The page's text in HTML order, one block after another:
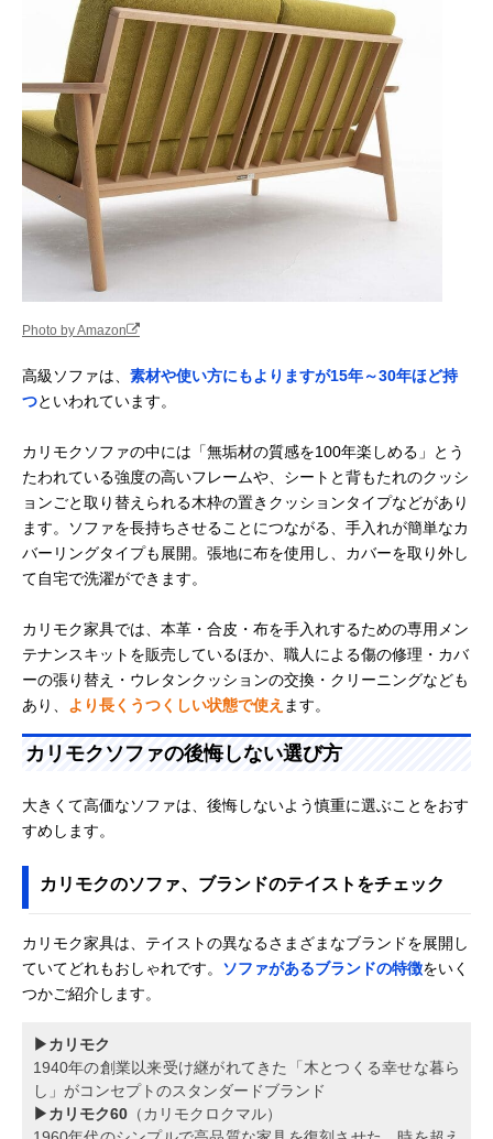
Photo by Amazon
高級ソファは、 素材や使い方にもよりますが15年～30年ほど持
つといわれています。
カリモクソファの中には「無垢材の質感を100年楽しめる」とう
たわれている強度の高いフレームや、シートと背もたれのクッシ
ョンごと取り替えられる木枠の置きクッションタイプなどがあり
ます。ソファを長持ちさせることにつながる、手入れが簡単なカ
バーリングタイプも展開。張地に布を使用し、カバーを取り外し
て自宅で洗濯ができます。
カリモク家具では、本革・合皮・布を手入れするための専用メン
テナンスキットを販売しているほか、職人による傷の修理・カバ
ーの張り替え・ウレタンクッションの交換・クリーニングなども
あり、
より長くうつくしい状態で使え ます。
カリモクソファの後悔しない選び方
大きくて高価なソファは、後悔しないよう慎重に選ぶことをおす
すめします。
カリモクのソファ、ブランドのテイストをチェック
カリモク家具は、テイストの異なるさまざまなブランドを展開し
ていてどれもおしゃれです。 ソファがあるブランドの特徴をいく
つかご紹介します。
▶カリモク
1940年の創業以来受け継がれてきた「木とつくる幸せな暮ら
し」がコンセプトのスタンダードブランド
▶カリモク60 （カリモクロクマル）